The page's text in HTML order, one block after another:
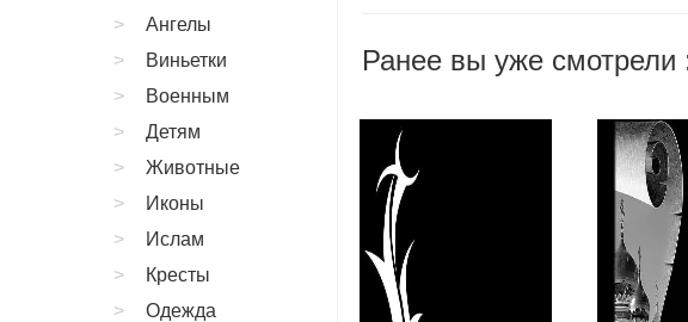
Ранее вы уже смотрели
Ангелы
Виньетки
Военным
Детям
Животные
Иконы
Ислам
Кресты
Одежда